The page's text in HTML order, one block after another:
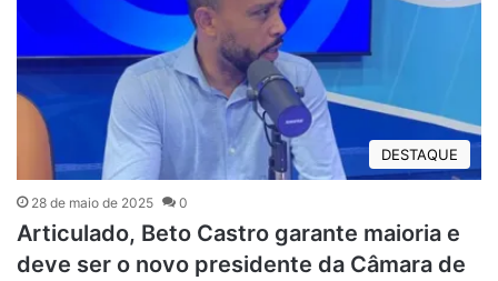
DESTAQUE
28 de maio de 2025 0
Articulado, Beto Castro garante maioria e
deve ser o novo presidente da Câmara de